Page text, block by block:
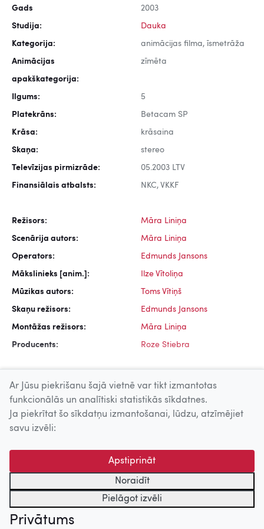
Gads 2003
Studija: Dauka
Kategorija: animācijas filma, īsmetrāža
Animācijas
apakškategorija:
zīmēta
Ilgums: 5
Platekrāns: Betacam SP
Krāsa: krāsaina
Skaņa: stereo
Televīzijas pirmizrāde: 05.2003 LTV
Finansiālais atbalsts: NKC, VKKF
Režisors: Māra Liniņa
Scenārija autors: Māra Liniņa
Operators: Edmunds Jansons
Mākslinieks [anim.]: Ilze Vītoliņa
Mūzikas autors: Toms Vītiņš
Skaņu režisors: Edmunds Jansons
Montāžas režisors: Māra Liniņa
Producents: Roze Stiebra
Uz augšu
© 2026 Nacionālais Kino centrs, Kultūras informācijas sistēmu
centrs. Sadarbības partneris: Latvijas Valsts
kinofotofonodokumentu arhīvs.
Ar Jūsu piekrišanu šajā vietnē var tikt izmantotas
funkcionālās un analītiski statistikās sīkdatnes.
Ja piekrītat šo sīkdatņu izmantošanai, lūdzu, atzīmējiet
savu izvēli:
Apstiprināt
Noraidīt
Pielāgot izvēli
Privātums